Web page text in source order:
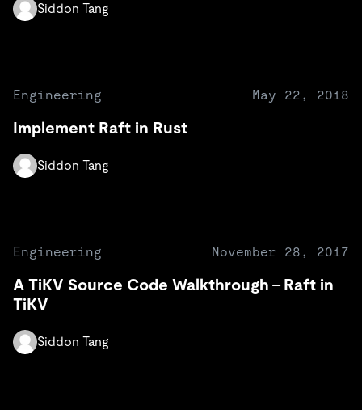
Siddon Tang
Engineering May 22, 2018
Implement Raft in Rust
Siddon Tang
Engineering November 28, 2017
A TiKV Source Code Walkthrough – Raft in
TiKV
Siddon Tang